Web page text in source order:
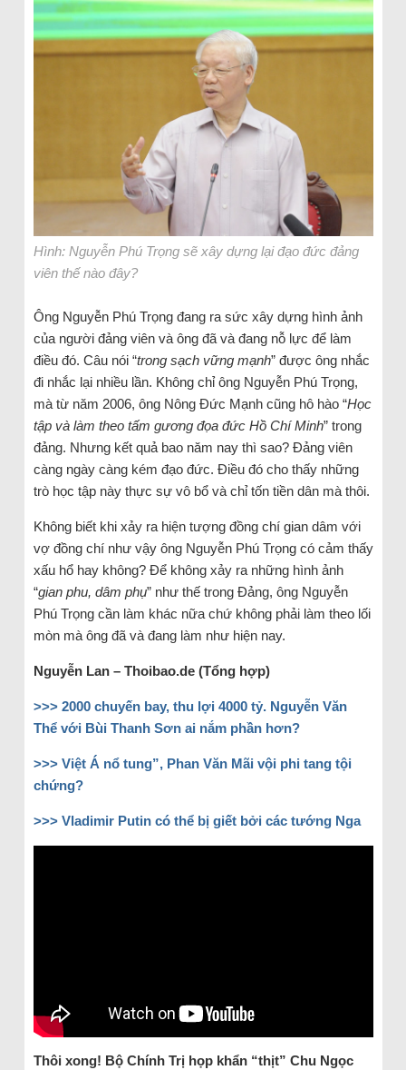
Hình: Nguyễn Phú Trọng sẽ xây dựng lại đạo đức đảng
viên thế nào đây?
Ông Nguyễn Phú Trọng đang ra sức xây dựng hình ảnh
của người đảng viên và ông đã và đang nỗ lực để làm
điều đó. Câu nói “trong sạch vững mạnh” được ông nhắc
đi nhắc lại nhiều lần. Không chỉ ông Nguyễn Phú Trọng,
mà từ năm 2006, ông Nông Đức Mạnh cũng hô hào “Học
tập và làm theo tấm gương đọa đức Hồ Chí Minh” trong
đảng. Nhưng kết quả bao năm nay thì sao? Đảng viên
càng ngày càng kém đạo đức. Điều đó cho thấy những
trò học tập này thực sự vô bổ và chỉ tốn tiền dân mà thôi.
Không biết khi xảy ra hiện tượng đồng chí gian dâm với
vợ đồng chí như vậy ông Nguyễn Phú Trọng có cảm thấy
xấu hổ hay không? Để không xảy ra những hình ảnh
“gian phu, dâm phụ” như thế trong Đảng, ông Nguyễn
Phú Trọng cần làm khác nữa chứ không phải làm theo lối
mòn mà ông đã và đang làm như hiện nay.
Nguyễn Lan – Thoibao.de (Tổng hợp)
>>> 2000 chuyến bay, thu lợi 4000 tỷ. Nguyễn Văn
Thể với Bùi Thanh Sơn ai nắm phần hơn?
>>> Việt Á nổ tung”, Phan Văn Mãi vội phi tang tội
chứng?
>>> Vladimir Putin có thể bị giết bởi các tướng Nga
Thôi xong! Bộ Chính Trị họp khẩn “thịt” Chu Ngọc